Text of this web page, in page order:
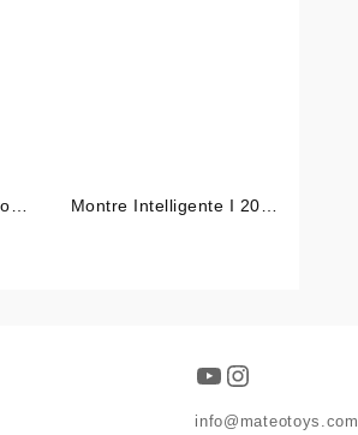
Montre Intelligente I 20
YouTube
Instagram
info@mateotoys.com